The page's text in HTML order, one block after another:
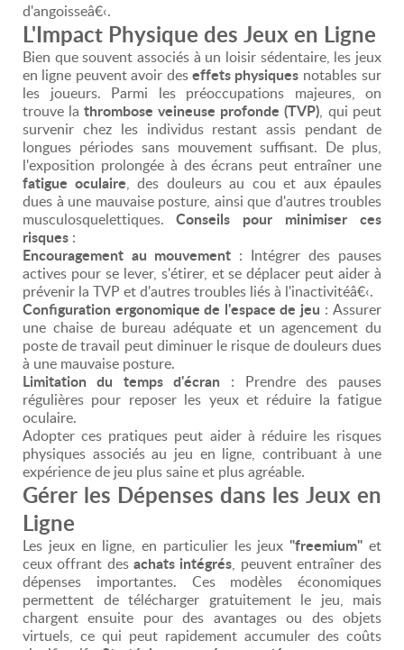
d'angoisseâ€‹.
L'Impact Physique des Jeux en Ligne
Bien que souvent associés à un loisir sédentaire, les jeux
en ligne peuvent avoir deseffets physiques notables sur
les joueurs. Parmi les préoccupations majeures, on
trouve la thrombose veineuse profonde (TVP), qui peut
survenir chez les individus restant assis pendant de
longues périodes sans mouvement suffisant. De plus,
l'exposition prolongée à des écrans peut entraîner une
fatigue oculaire, des douleurs au cou et aux épaules
dues à une mauvaise posture, ainsi que d'autres troubles
musculosquelettiques. Conseils pour minimiser ces
risques :
Encouragement au mouvement : Intégrer des pauses
actives pour se lever, s'étirer, et se déplacer peut aider à
prévenir la TVP et d'autres troubles liés à l'inactivitéâ€‹.
Configuration ergonomique de l'espace de jeu : Assurer
une chaise de bureau adéquate et un agencement du
poste de travail peut diminuer le risque de douleurs dues
à une mauvaise posture.
Limitation du temps d'écran : Prendre des pauses
régulières pour reposer les yeux et réduire la fatigue
oculaire.
Adopter ces pratiques peut aider à réduire les risques
physiques associés au jeu en ligne, contribuant à une
expérience de jeu plus saine et plus agréable.
Gérer les Dépenses dans les Jeux en
Ligne
Les jeux en ligne, en particulier les jeux "freemium" et
ceux offrant des achats intégrés, peuvent entraîner des
dépenses importantes. Ces modèles économiques
permettent de télécharger gratuitement le jeu, mais
chargent ensuite pour des avantages ou des objets
virtuels, ce qui peut rapidement accumuler des coûts